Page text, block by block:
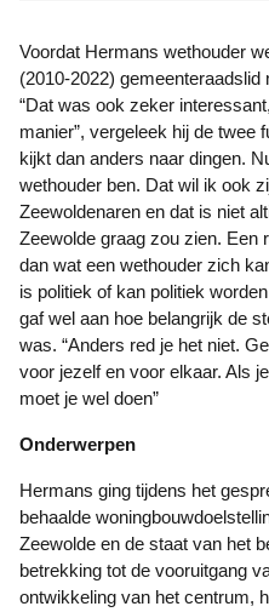
Voordat Hermans wethouder werd was hij twaalf jaar lang
(2010-2022)
“Dat was ook zeker
manier”, vergeleek hij de twee
kijkt dan anders naar dingen.
wethouder ben. Dat wil ik ook
Zeewoldenaren en dat is niet
Zeewolde graag zou zien. Een
dan wat een wethouder zich
is politiek of kan politiek
gaf wel aan hoe belangrijk de
was. “Anders red je het niet.
voor jezelf en voor elkaar. Als
moet je wel doen”
Onderwerpen
Hermans ging tijdens het gesprek met de LOZ in op de
behaalde
Zeewolde en de staat van het
betrekking tot de vooruitgang
ontwikkeling van het centrum,